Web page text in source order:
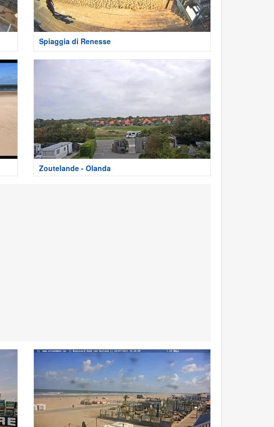
Spiaggia di Renesse
Zoutelande - Olanda